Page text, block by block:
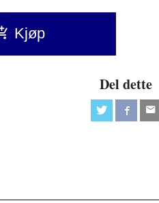
Kjøp
Del dette